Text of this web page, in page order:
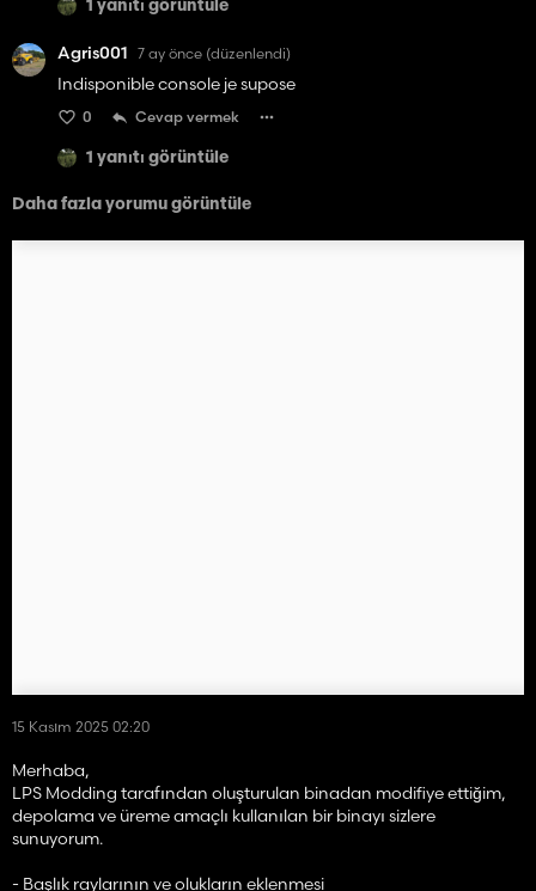
1 yanıtı görüntüle
Agris001 7 ay önce (düzenlendi)
Indisponible console je supose
0 Cevap vermek
1 yanıtı görüntüle
Daha fazla yorumu görüntüle
15 Kasım 2025 02:20
Merhaba,
LPS Modding tarafından oluşturulan binadan modifiye ettiğim,
depolama ve üreme amaçlı kullanılan bir binayı sizlere
sunuyorum.
- Başlık raylarının ve olukların eklenmesi